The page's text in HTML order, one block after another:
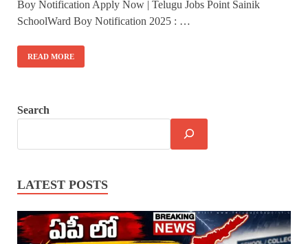
Boy Notification Apply Now | Telugu Jobs Point Sainik
SchoolWard Boy Notification 2025 : …
READ MORE
Search
LATEST POSTS